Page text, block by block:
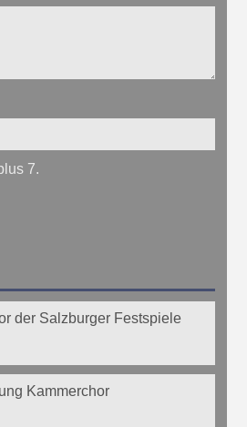
7.
der Salzburger Festspiele
Kammerchor